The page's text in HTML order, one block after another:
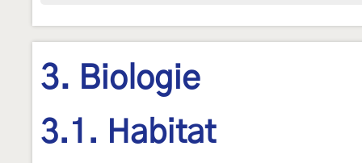
3. Biologie
3.1. Habitat